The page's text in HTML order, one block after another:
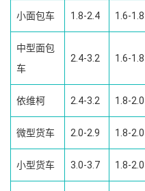
小面包车 1.8-2.4 1.6-1.8
中型面包
车
2.4-3.2 1.6-1.8
依维柯 2.4-3.2 1.8-2.0
微型货车 2.0-2.9 1.8-2.0
小型货车 3.0-3.7 1.8-2.0